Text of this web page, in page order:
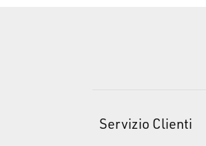
Servizio Clienti